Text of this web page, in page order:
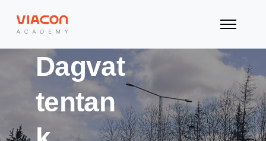
Dagvat
tentan